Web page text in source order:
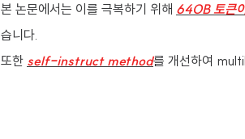
본 논문에서는 이를 극복하기 위해 640B 토큰
습니다.
또한 self-instruct method를 개선하여